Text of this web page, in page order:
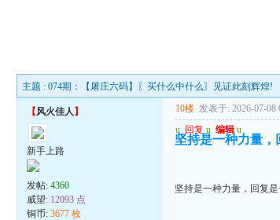
主题 : 074期：【屠庄六码】〖买什么中什么〗见证此刻辉煌!
【风火佳人 】
新手上路
发帖:4360
威望: 12093 点
铜币:3677 枚
10楼 发表于: 2026-07-08
u 回复 u 编辑 u
坚持是一种力量
坚持是一种力量，回复